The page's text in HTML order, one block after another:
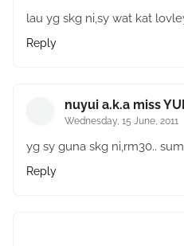
lau yg skg ni,sy wat kat
Reply
nuyui a.k.a miss YUI
Wednesday, 15 June, 2011
yg sy guna skg ni,rm30..
Reply